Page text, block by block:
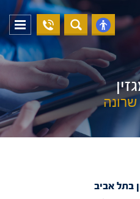
פתח
נגישות
04-
8294228
פתח
תפריט
בתל אביב